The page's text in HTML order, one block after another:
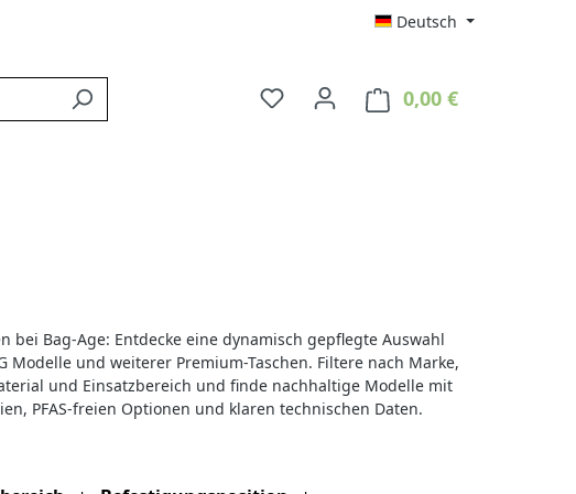
Deutsch
Du hast 0 Produkte auf dem
0,00 €Warenkorb
bei Bag-Age: Entdecke eine dynamisch gepflegte Auswahl
Modelle und weiterer Premium-Taschen. Filtere nach Marke,
und Einsatzbereich und finde nachhaltige Modelle mit
PFAS-freien Optionen und klaren technischen Daten.